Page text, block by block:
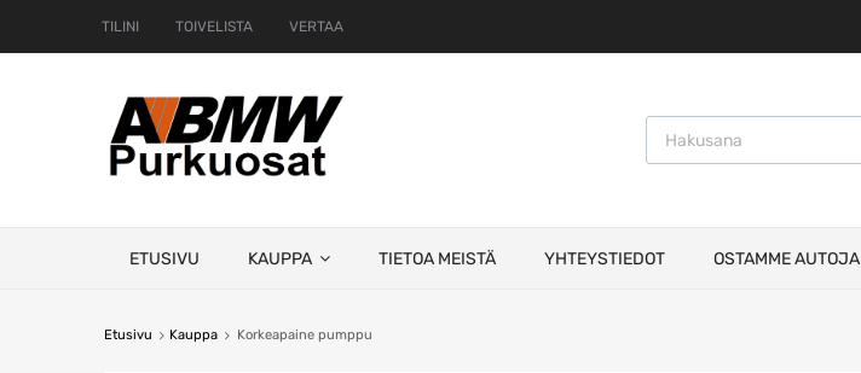
TILINI TOIVELISTA VERTAA
Products search
ETUSIVU KAUPPA TIETOA MEISTÄ YHTEYSTIEDOT OSTAMME AUTOJA
Etusivu Kauppa Korkeapaine pumppu